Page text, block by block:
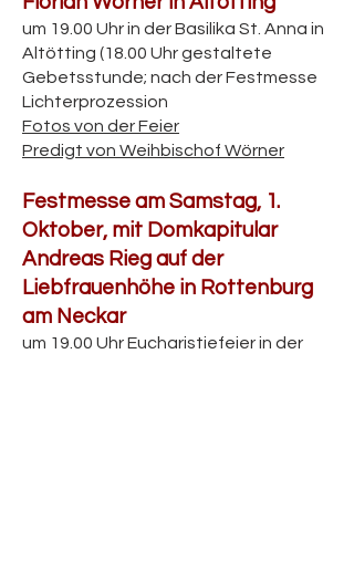
um 19.00 Uhr in der Basilika St. Anna in
Altötting (18.00 Uhr gestaltete
Gebetsstunde; nach der Festmesse
Lichterprozession
Fotos von der Feier
Predigt von Weihbischof Wörner
Festmesse am Samstag, 1.
Oktober, mit Domkapitular
Andreas Rieg auf der
Liebfrauenhöhe in Rottenburg
am Neckar
um 19.00 Uhr Eucharistiefeier in der